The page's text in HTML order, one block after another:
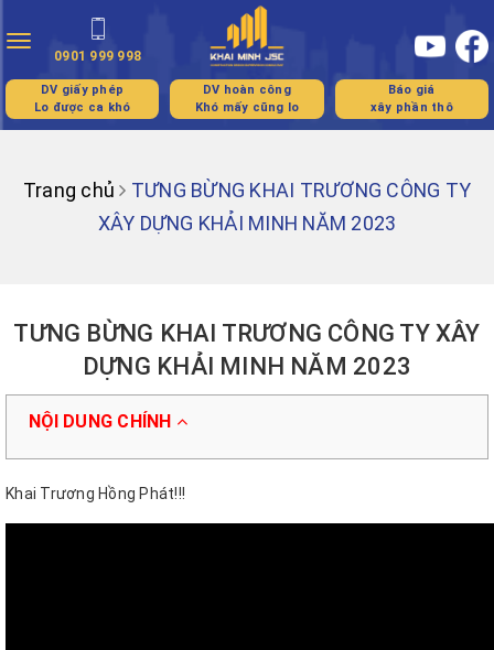
Toggle
navigation
0901 999 998
DV giấy phép
Lo được ca khó
DV hoàn công
Khó mấy cũng lo
Báo giá
xây phần thô
Trang chủ
TƯNG BỪNG KHAI TRƯƠNG CÔNG TY
XÂY DỰNG KHẢI MINH NĂM 2023
TƯNG BỪNG KHAI TRƯƠNG CÔNG TY XÂY
DỰNG KHẢI MINH NĂM 2023
NỘI DUNG CHÍNH
Khai Trương Hồng Phát!!!